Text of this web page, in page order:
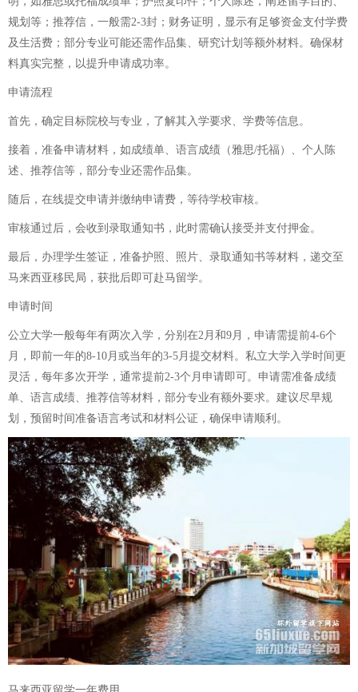
规划等；推荐信，一般需2-3封；财务证明，显示有足够资金支付学费
及生活费；部分专业可能还需作品集、研究计划等额外材料。确保材
料真实完整，以提升申请成功率。
申请流程
首先，确定目标院校与专业，了解其入学要求、学费等信息。
接着，准备申请材料，如成绩单、语言成绩（雅思/托福）、个人陈
述、推荐信等，部分专业还需作品集。
随后，在线提交申请并缴纳申请费，等待学校审核。
审核通过后，会收到录取通知书，此时需确认接受并支付押金。
最后，办理学生签证，准备护照、照片、录取通知书等材料，递交至
马来西亚移民局，获批后即可赴马留学。
申请时间
公立大学一般每年有两次入学，分别在2月和9月，申请需提前4-6个
月，即前一年的8-10月或当年的3-5月提交材料。私立大学入学时间更
灵活，每年多次开学，通常提前2-3个月申请即可。申请需准备成绩
单、语言成绩、推荐信等材料，部分专业有额外要求。建议尽早规
划，预留时间准备语言考试和材料公证，确保申请顺利。